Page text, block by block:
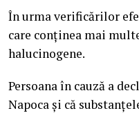
În urma verificărilor
care conţinea mai
halucinogene.
Persoana în cauză a
Napoca şi că